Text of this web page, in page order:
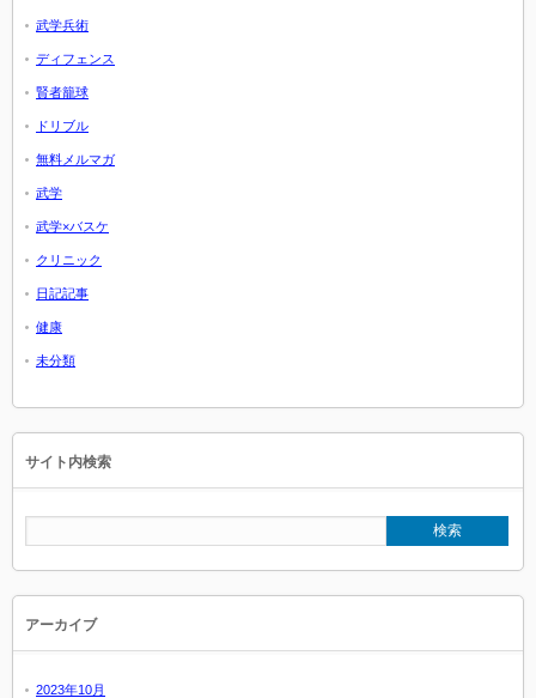
武学兵術
ディフェンス
賢者籠球
ドリブル
無料メルマガ
武学
武学×バスケ
クリニック
日記記事
健康
未分類
サイト内検索
アーカイブ
2023年10月